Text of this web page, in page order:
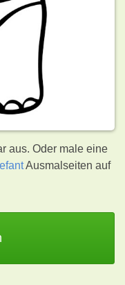
aus. Oder male eine
Ausmalseiten auf